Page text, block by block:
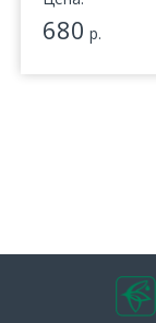
680 р.